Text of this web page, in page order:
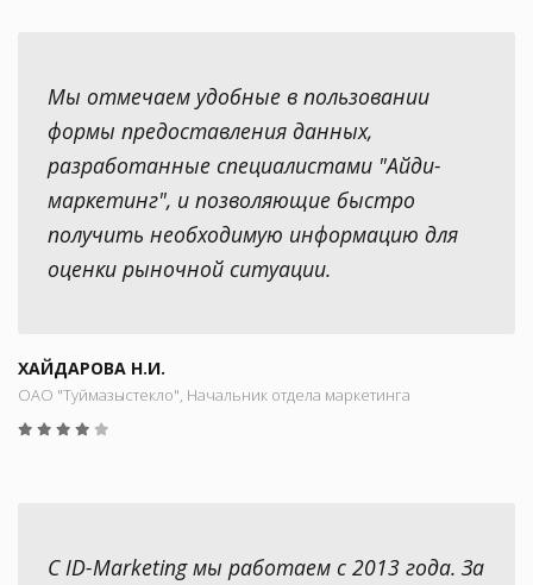
Мы отмечаем удобные в пользовании
формы предоставления данных,
разработанные специалистами "Айди-
маркетинг", и позволяющие быстро
получить необходимую информацию для
оценки рыночной ситуации.
ХАЙДАРОВА Н.И.
ОАО "Туймазыстекло", Начальник отдела маркетинга
С ID-Marketing мы работаем с 2013 года. За